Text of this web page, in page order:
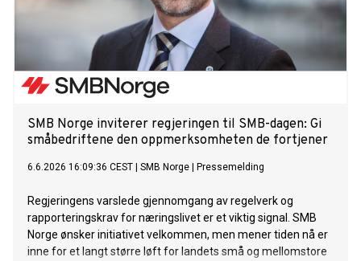
SMB Norge inviterer regjeringen til SMB-dagen: Gi
småbedriftene den oppmerksomheten de fortjener
6.6.2026 16:09:36 CEST SMB Norge Pressemelding
Regjeringens varslede gjennomgang av regelverk og
rapporteringskrav for næringslivet er et viktig signal. SMB
Norge ønsker initiativet velkommen, men mener tiden nå er
inne for et langt større løft for landets små og mellomstore